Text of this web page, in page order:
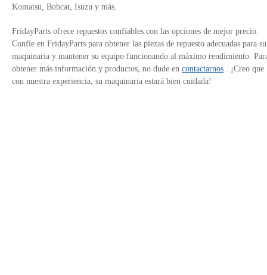
Komatsu, Bobcat, Isuzu y más.
FridayParts ofrece repuestos confiables con las opciones de mejor precio.
Confíe en FridayParts para obtener las piezas de repuesto adecuadas para su
maquinaria y mantener su equipo funcionando al máximo rendimiento.
obtener más información y productos, no dude en contactarnos . ¡Creo que
con nuestra experiencia, su maquinaria estará bien cuidada!